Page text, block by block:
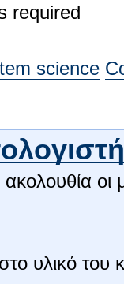
required
science
υλικό